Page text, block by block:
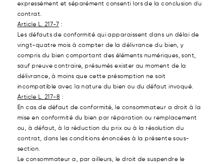
expressément et séparément consenti lors de la conclusion du
contrat.
Article L. 217-7 :
Les défauts de conformité qui apparaissent dans un délai de
vingt-quatre mois à compter de la délivrance du bien, y
compris du bien comportant des éléments numériques, sont,
sauf preuve contraire, présumés exister au moment de la
délivrance, à moins que cette présomption ne soit
incompatible avec la nature du bien ou du défaut invoqué.
Article L. 217-8 :
En cas de défaut de conformité, le consommateur a droit à la
mise en conformité du bien par réparation ou remplacement
ou, à défaut, à la réduction du prix ou à la résolution du
contrat, dans les conditions énoncées à la présente sous-
section.
Le consommateur a, par ailleurs, le droit de suspendre le